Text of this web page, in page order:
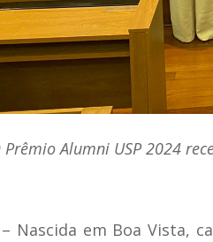
Prêmio Alumni USP 2024
Nascida em Boa Vista,